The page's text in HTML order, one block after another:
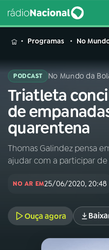
MENU
Buscar
na
Rádio
Nacional
AO
INÍCIO
A RÁDIO
PROGRAMAÇÃO
Programas No
PODCAST No Mundo da
Triatleta
de
quarentena
Thomas Galindez pensa
ajudar com a participar
NO AR EM25/06/2020, 20:48
Ouça agora